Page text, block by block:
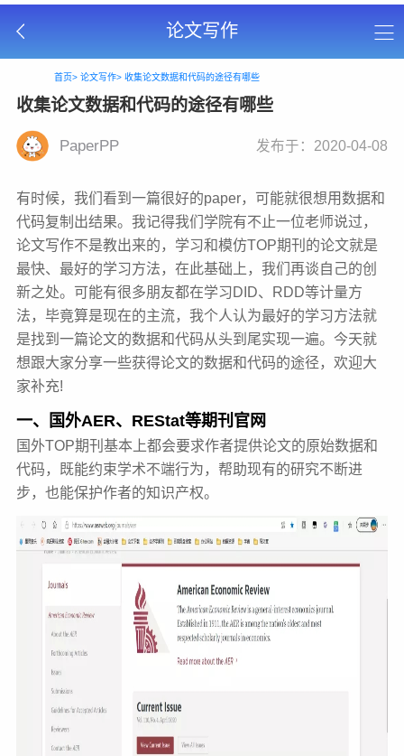
论文写作
首页> 论文写作> 收集论文数据和代码的途径有哪些
收集论文数据和代码的途径有哪些
PaperPP 发布于：2020-04-08
有时候，我们看到一篇很好的paper，可能就很想用数据和
代码复制出结果。我记得我们学院有不止一位老师说过，
论文写作不是教出来的，学习和模仿TOP期刊的论文就是
最快、最好的学习方法，在此基础上，我们再谈自己的创
新之处。可能有很多朋友都在学习DID、RDD等计量方
法，毕竟算是现在的主流，我个人认为最好的学习方法就
是找到一篇论文的数据和代码从头到尾实现一遍。今天就
想跟大家分享一些获得论文的数据和代码的途径，欢迎大
家补充!
一、国外AER、REStat等期刊官网
国外TOP期刊基本上都会要求作者提供论文的原始数据和
代码，既能约束学术不端行为，帮助现有的研究不断进
步，也能保护作者的知识产权。